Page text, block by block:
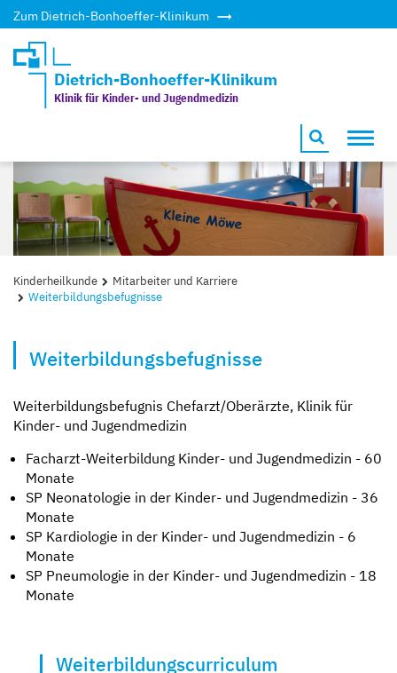
Zum Dietrich-Bonhoeffer-Klinikum
Dietrich-Bonhoeffer-Klinikum
Klinik für Kinder- und Jugendmedizin
Kinderheilkunde
Mitarbeiter und Karriere
Weiterbildungsbefugnisse
Weiterbildungsbefugnisse
Weiterbildungsbefugnis Chefarzt/Oberärzte, Klinik für
Kinder- und Jugendmedizin
Facharzt-Weiterbildung Kinder- und Jugendmedizin - 60
Monate
SP Neonatologie in der Kinder- und Jugendmedizin - 36
Monate
SP Kardiologie in der Kinder- und Jugendmedizin - 6
Monate
SP Pneumologie in der Kinder- und Jugendmedizin - 18
Monate
Weiterbildungscurriculum